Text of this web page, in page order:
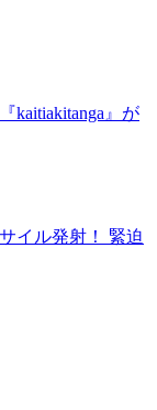
kaitiakitanga』が
イル発射！ 緊迫